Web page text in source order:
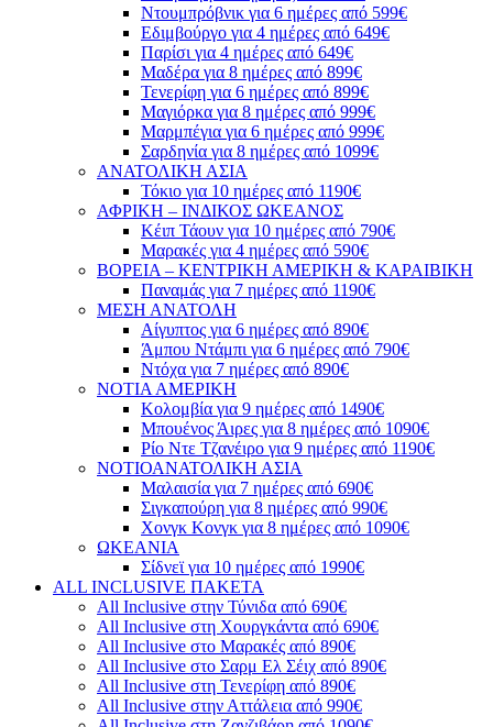
Ντουμπρόβνικ για 6 ημέρες από 599€
Εδιμβούργο για 4 ημέρες από 649€
Παρίσι για 4 ημέρες από 649€
Μαδέρα για 8 ημέρες από 899€
Τενερίφη για 6 ημέρες από 899€
Μαγιόρκα για 8 ημέρες από 999€
Μαρμπέγια για 6 ημέρες από 999€
Σαρδηνία για 8 ημέρες από 1099€
ΑΝΑΤΟΛΙΚΗ ΑΣΙΑ
Τόκιο για 10 ημέρες από 1190€
ΑΦΡΙΚΗ – ΙΝΔΙΚΟΣ ΩΚΕΑΝΟΣ
Κέιπ Τάουν για 10 ημέρες από 790€
Μαρακές για 4 ημέρες από 590€
ΒΟΡΕΙΑ – ΚΕΝΤΡΙΚΗ ΑΜΕΡΙΚΗ & ΚΑΡΑΙΒΙΚΗ
Παναμάς για 7 ημέρες από 1190€
ΜΕΣΗ ΑΝΑΤΟΛΗ
Αίγυπτος για 6 ημέρες από 890€
Άμπου Ντάμπι για 6 ημέρες από 790€
Ντόχα για 7 ημέρες από 890€
ΝΟΤΙΑ ΑΜΕΡΙΚΗ
Κολομβία για 9 ημέρες από 1490€
Μπουένος Άιρες για 8 ημέρες από 1090€
Ρίο Ντε Τζανέιρο για 9 ημέρες από 1190€
ΝΟΤΙΟΑΝΑΤΟΛΙΚΗ ΑΣΙΑ
Μαλαισία για 7 ημέρες από 690€
Σιγκαπούρη για 8 ημέρες από 990€
Χονγκ Κονγκ για 8 ημέρες από 1090€
ΩΚΕΑΝΙΑ
Σίδνεϊ για 10 ημέρες από 1990€
ALL INCLUSIVE ΠΑΚΕΤΑ
All Inclusive στην Τύνιδα από 690€
All Inclusive στη Χουργκάντα από 690€
All Inclusive στο Μαρακές από 890€
All Inclusive στο Σαρμ Ελ Σέιχ από 890€
All Inclusive στη Τενερίφη από 890€
All Inclusive στην Αττάλεια από 990€